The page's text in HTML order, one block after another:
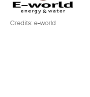
Credits: e-world